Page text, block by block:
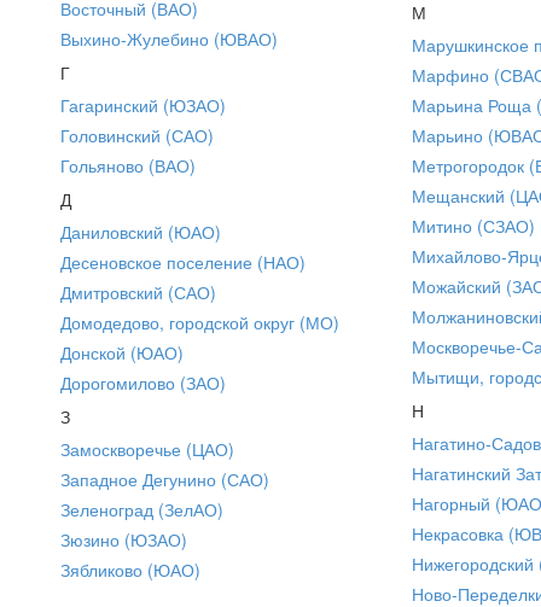
Восточный (ВАО)
Выхино-Жулебино (ЮВАО)
Г
Гагаринский (ЮЗАО)
Головинский (САО)
Гольяново (ВАО)
Д
Даниловский (ЮАО)
Десеновское поселение (НАО)
Дмитровский (САО)
Домодедово, городской округ (МО)
Донской (ЮАО)
Дорогомилово (ЗАО)
З
Замоскворечье (ЦАО)
Западное Дегунино (САО)
Зеленоград (ЗелАО)
Зюзино (ЮЗАО)
Зябликово (ЮАО)
М
Марушкинское
Марфино
Марьина Роща
Марьино
Метрогородок
Мещанский
Митино (СЗАО)
Михайлово-
Можайский
Москворечье-
Мытищи,
Н
Нагатино-
Нагатинский
Нагорный
Некрасовка
Ново-